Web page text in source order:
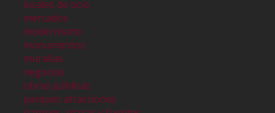
locales de ocio
mercados
modernismo
monumentos
murallas
negocios
obras públicas
parques atracciones